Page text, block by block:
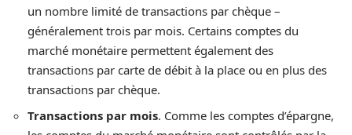
un nombre limité de transactions par chèque –
généralement trois par mois. Certains comptes du
marché monétaire permettent également des
transactions par carte de débit à la place ou en plus des
transactions par chèque.
Transactions par mois. Comme les comptes d’épargne,